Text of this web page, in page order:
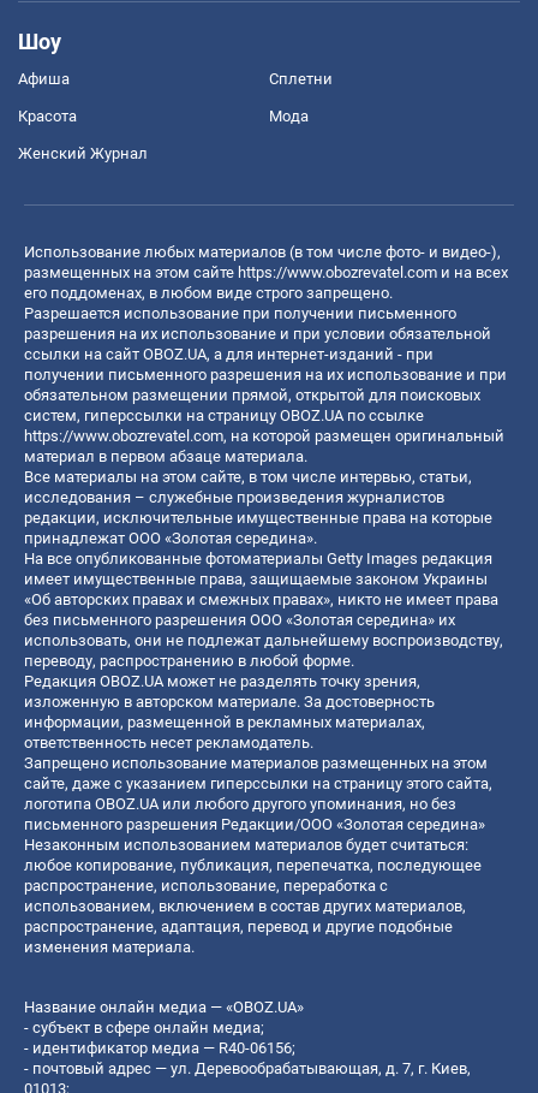
Шоу
Афиша Сплетни
Красота Мода
Женский Журнал
Использование любых материалов (в том числе фото- и видео-),
размещенных на этом сайте https://www.obozrevatel.com и на всех
его поддоменах, в любом виде строго запрещено.
Разрешается использование при получении письменного
разрешения на их использование и при условии обязательной
ссылки на сайт OBOZ.UA, а для интернет-изданий - при
получении письменного разрешения на их использование и при
обязательном размещении прямой, открытой для поисковых
систем, гиперссылки на страницу OBOZ.UA по ссылке
https://www.obozrevatel.com, на которой размещен оригинальный
материал в первом абзаце материала.
Все материалы на этом сайте, в том числе интервью, статьи,
исследования – служебные произведения журналистов
редакции, исключительные имущественные права на которые
принадлежат ООО «Золотая середина».
На все опубликованные фотоматериалы Getty Images редакция
имеет имущественные права, защищаемые законом Украины
«Об авторских правах и смежных правах», никто не имеет права
без письменного разрешения ООО «Золотая середина» их
использовать, они не подлежат дальнейшему воспроизводству,
переводу, распространению в любой форме.
Редакция OBOZ.UA может не разделять точку зрения,
изложенную в авторском материале. За достоверность
информации, размещенной в рекламных материалах,
ответственность несет рекламодатель.
Запрещено использование материалов размещенных на этом
сайте, даже с указанием гиперссылки на страницу этого сайта,
логотипа OBOZ.UA или любого другого упоминания, но без
письменного разрешения Редакции/ООО «Золотая середина»
Незаконным использованием материалов будет считаться:
любое копирование, публикация, перепечатка, последующее
распространение, использование, переработка с
использованием, включением в состав других материалов,
распространение, адаптация, перевод и другие подобные
изменения материала.
Название онлайн медиа — «OBOZ.UA»
- субъект в сфере онлайн медиа;
- идентификатор медиа — R40-06156;
- почтовый адрес — ул. Деревообрабатывающая, д. 7, г. Киев,
01013;